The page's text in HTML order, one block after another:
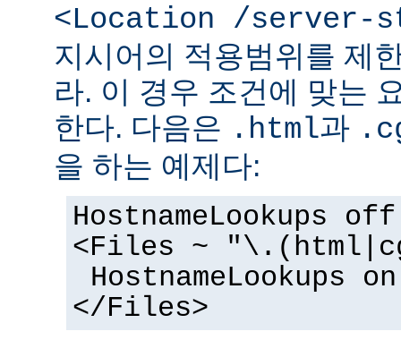
<Location /server-
지시어의 적용범위를 제
라. 이 경우 조건에 맞는
한다. 다음은 .html과
을 하는 예제다:
HostnameLookups off
<Files ~
HostnameLookups on
</Files>